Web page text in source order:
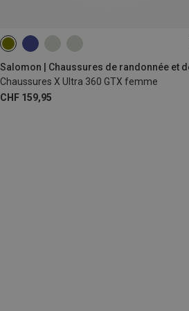
Chaussures X Ultra 360 GTX femme
CHF 159,95